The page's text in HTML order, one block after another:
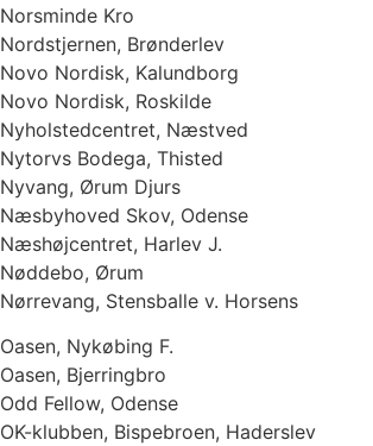
Norsminde Kro
Nordstjernen, Brønderlev
Novo Nordisk, Kalundborg
Novo Nordisk, Roskilde
Nyholstedcentret, Næstved
Nytorvs Bodega, Thisted
Nyvang, Ørum Djurs
Næsbyhoved Skov, Odense
Næshøjcentret, Harlev J.
Nøddebo, Ørum
Nørrevang, Stensballe v. Horsens
Oasen, Nykøbing F.
Oasen, Bjerringbro
Odd Fellow, Odense
OK-klubben, Bispebroen, Haderslev